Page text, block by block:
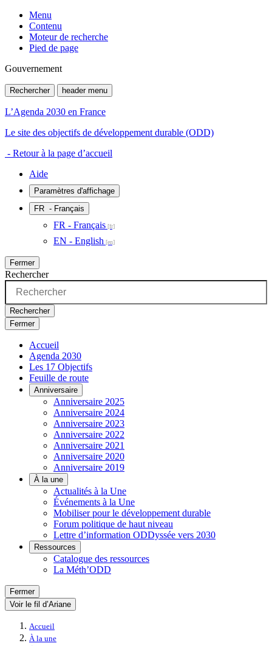
Menu
Contenu
Moteur de recherche
Pied de page
Gouvernement
Rechercher header menu
L’Agenda 2030 en France
Le site des objectifs de développement durable (ODD)
- Retour à la page d’accueil
Aide
Paramètres d'affichage
FR - Français
FR - Français
EN - English
Fermer
Rechercher
Rechercher
Fermer
Accueil
Agenda 2030
Les 17 Objectifs
Feuille de route
Anniversaire
Anniversaire 2025
Anniversaire 2024
Anniversaire 2023
Anniversaire 2022
Anniversaire 2021
Anniversaire 2020
Anniversaire 2019
À la une
Actualités à la Une
Événements à la Une
Mobiliser pour le développement durable
Forum politique de haut niveau
Lettre d’information ODDyssée vers 2030
Ressources
Catalogue des ressources
La Méth’ODD
Fermer
Voir le fil d’Ariane
Accueil
À la une